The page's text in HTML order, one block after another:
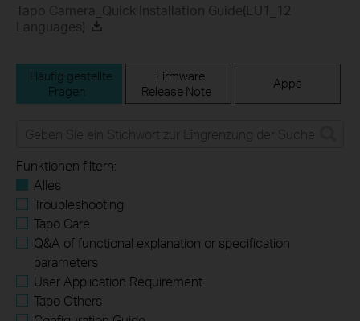
Tapo Camera_Quick Installation Guide(EU1_12
Languages)
Häufig gestellte
Fragen
Firmware
Release Note
Apps
Funktionen filtern:
Alles
Troubleshooting
Tapo Care
Q&A of functional explanation or specification
parameters
User Application Requirement
Tapo Others